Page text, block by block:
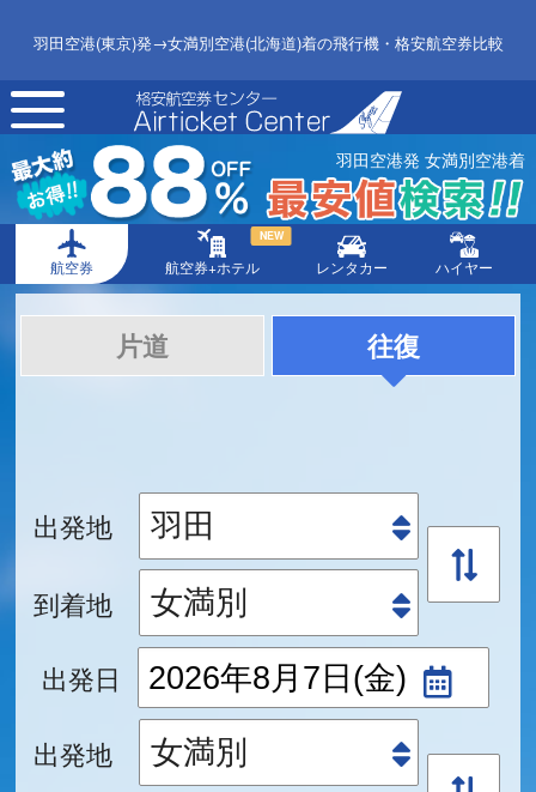
羽田空港(東京)発→女満別空港(北海道)着の飛行機・格安航空券比較
toggle
navigation
羽田空港発 女満別空港着
航空券 航空券+ホテル
NEW
レンタカー ハイヤー
片道 往復
出発地
到着地
出発日
出発地